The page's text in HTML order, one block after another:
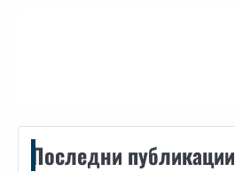
Последни публикации